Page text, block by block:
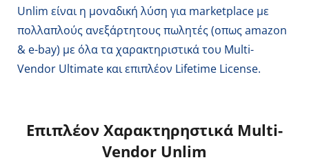
Unlim είναι η μοναδική λύση για marketplace με
πολλαπλούς ανεξάρτητους πωλητές (οπως amazon
& e-bay) με όλα τα χαρακτηριστικά του Multi-
Vendor Ultimate και επιπλέον Lifetime License.
Επιπλέον Χαρακτηρηστικά Multi-
Vendor Unlim